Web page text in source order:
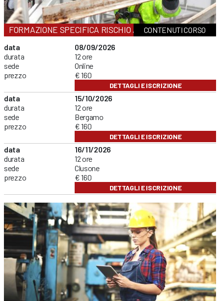
FORMAZIONE SPECIFICA RISCHIO ALTOCONTENUTI CORSO
data
durata
sede
prezzo
08/09/2026
12 ore
Online
€ 160
DETTAGLI E ISCRIZIONE
data
durata
sede
prezzo
15/10/2026
12 ore
Bergamo
€ 160
DETTAGLI E ISCRIZIONE
data
durata
sede
prezzo
16/11/2026
12 ore
Clusone
€ 160
DETTAGLI E ISCRIZIONE